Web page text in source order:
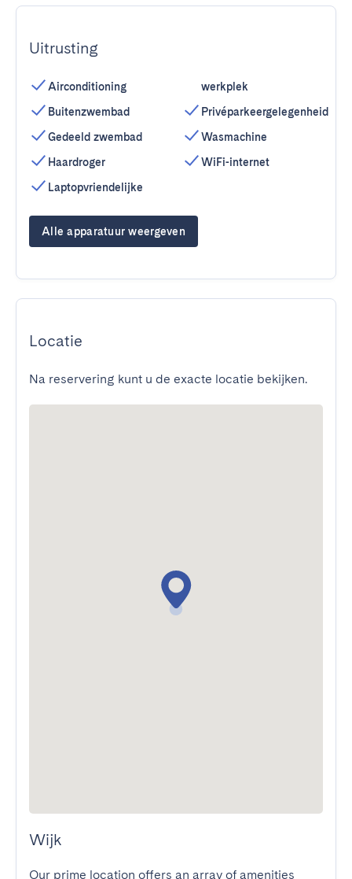
Uitrusting
Airconditioning
Buitenzwembad
Gedeeld zwembad
Haardroger
Laptopvriendelijke
werkplek
Privéparkeergelegenheid
Wasmachine
WiFi-internet
Alle apparatuur weergeven
Locatie
Na reservering kunt u de exacte locatie bekijken.
Wijk
Our prime location offers an array of amenities